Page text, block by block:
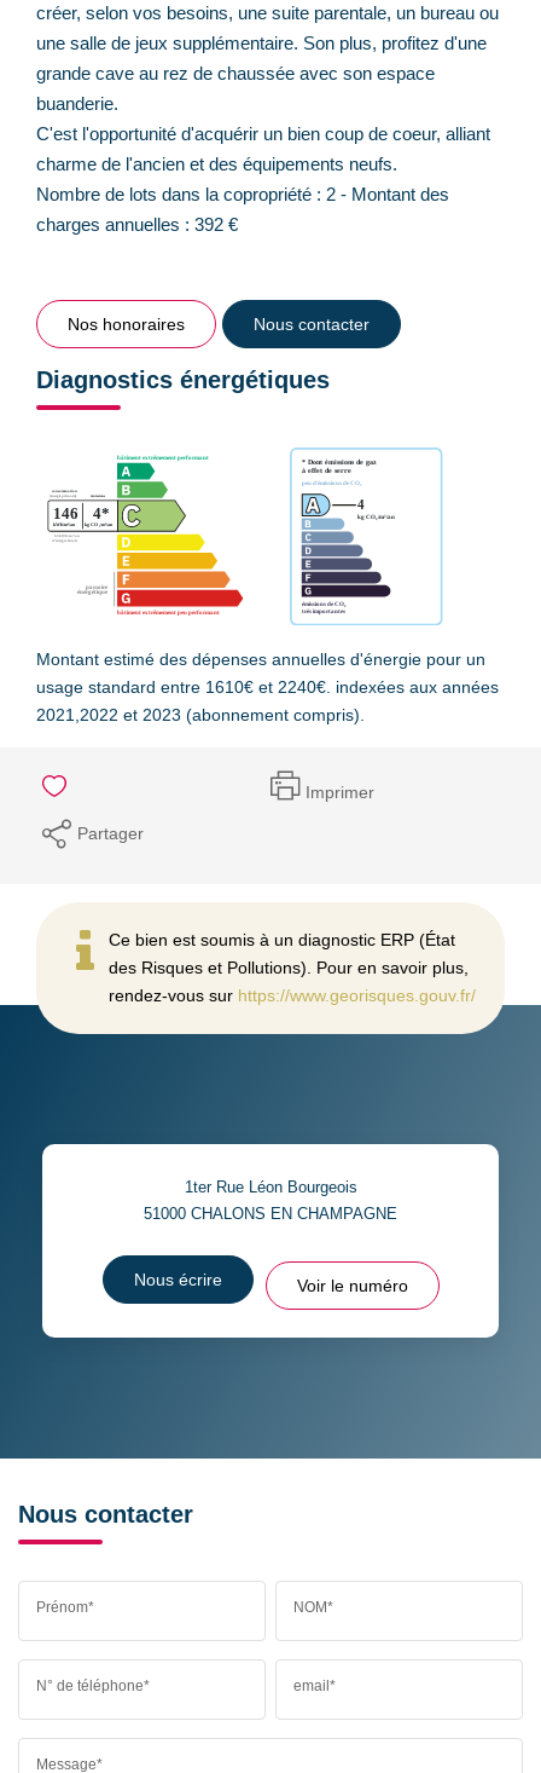
créer, selon vos besoins, une suite parentale, un bureau ou
une salle de jeux supplémentaire. Son plus, profitez d'une
grande cave au rez de chaussée avec son espace
buanderie.
C'est l'opportunité d'acquérir un bien coup de coeur, alliant
charme de l'ancien et des équipements neufs.
Nombre de lots dans la copropriété : 2 - Montant des
charges annuelles : 392 €
Nos honoraires Nous contacter
Diagnostics énergétiques
Montant estimé des dépenses annuelles d'énergie pour un
usage standard entre 1610€ et 2240€. indexées aux années
2021,2022 et 2023 (abonnement compris).
Imprimer
Partager
Ce bien est soumis à un diagnostic ERP (État
des Risques et Pollutions). Pour en savoir plus,
rendez-vous sur https://www.georisques.gouv.fr/
1ter Rue Léon Bourgeois
51000 CHALONS EN CHAMPAGNE
Nous écrire Voir le numéro
Nous contacter
Prénom* NOM*
N° de téléphone* email*
Message*